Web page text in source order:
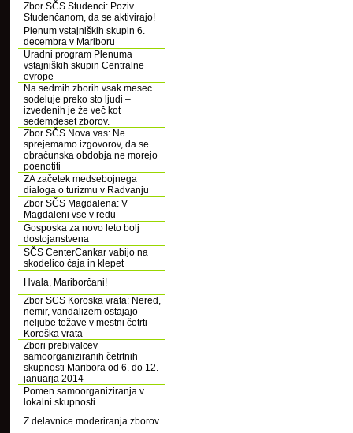
Zbor SČS Studenci: Poziv
Studenčanom, da se aktivirajo!
Plenum vstajniških skupin 6.
decembra v Mariboru
Uradni program Plenuma
vstajniških skupin Centralne
evrope
Na sedmih zborih vsak mesec
sodeluje preko sto ljudi –
izvedenih je že več kot
sedemdeset zborov.
Zbor SČS Nova vas: Ne
sprejemamo izgovorov, da se
obračunska obdobja ne morejo
poenotiti
ZA začetek medsebojnega
dialoga o turizmu v Radvanju
Zbor SČS Magdalena: V
Magdaleni vse v redu
Gosposka za novo leto bolj
dostojanstvena
SČS CenterCankar vabijo na
skodelico čaja in klepet
Hvala, Mariborčani!
Zbor SCS Koroska vrata: Nered,
nemir, vandalizem ostajajo
neljube težave v mestni četrti
Koroška vrata
Zbori prebivalcev
samoorganiziranih četrtnih
skupnosti Maribora od 6. do 12.
januarja 2014
Pomen samoorganiziranja v
lokalni skupnosti
Z delavnice moderiranja zborov